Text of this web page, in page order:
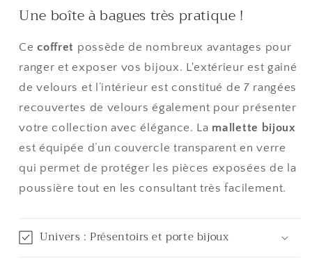
20x15
20x15
Une boîte à bagues très pratique !
Cecoffret possède de nombreux avantages pour
ranger et exposer vos bijoux. L'extérieur est gainé
de velours et l’intérieur est constitué de 7 rangées
recouvertes de velours également pour présenter
votre collection avec élégance. La mallette bijoux
est équipée d’un couvercle transparent en verre
qui permet de protéger les pièces exposées de la
poussière tout en les consultant très facilement.
Univers : Présentoirs et porte bijoux